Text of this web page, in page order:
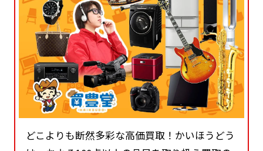
どこよりも断然多彩な高価買取！かいほうどう